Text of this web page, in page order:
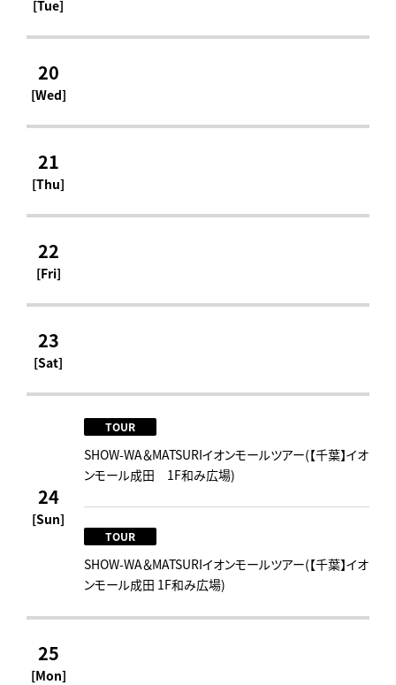
[Tue]
20
[Wed]
21
[Thu]
22
[Fri]
23
[Sat]
24
[Sun]
TOUR
SHOW-WA＆MATSURIイオンモールツアー(【千葉】イオ
ンモール成田 1F和み広場)
TOUR
SHOW-WA＆MATSURIイオンモールツアー(【千葉】イオ
ンモール成田 1F和み広場)
25
[Mon]